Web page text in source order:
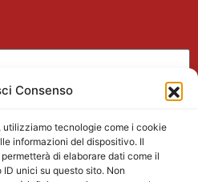
Consenso
utilizziamo tecnologie come i cookie
informazioni del dispositivo. Il
di elaborare dati come il
unici su questo sito. Non